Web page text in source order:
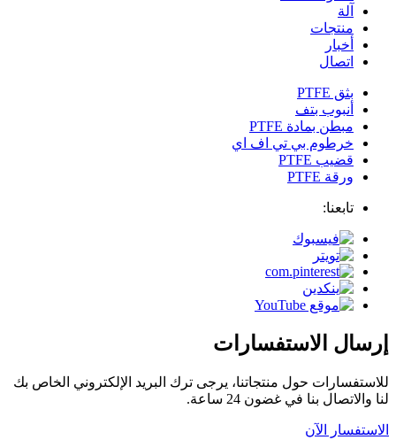
آلة
منتجات
أخبار
اتصال
بثق PTFE
أنبوب بتف
مبطن بمادة PTFE
خرطوم بي تي اف اي
قضيب PTFE
ورقة PTFE
تابعنا:
إرسال الاستفسارات
للاستفسارات حول منتجاتنا، يرجى ترك البريد الإلكتروني الخاص بك
لنا والاتصال بنا في غضون 24 ساعة.
الاستفسار الآن